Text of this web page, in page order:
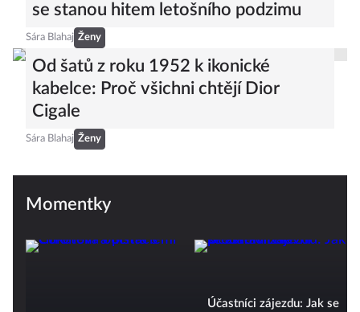
se stanou hitem letošního podzimu
Sára Blahaj Ženy
Od šatů z roku 1952 k ikonické
kabelce: Proč všichni chtějí Dior
Cigale
Sára Blahaj Ženy
Momentky
Účastníci zájezdu: Jak se